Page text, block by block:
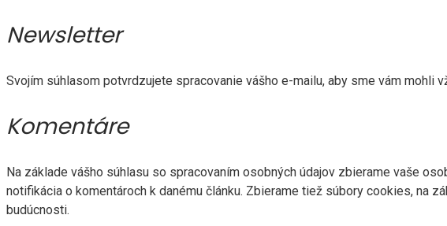
Newsletter
Svojím súhlasom potvrdzujete spracovanie vášho e-mailu, aby sme vám mohli
Komentáre
Na základe vášho súhlasu so spracovaním osobných údajov zbierame vaše
notifikácia o komentároch k danému článku. Zbierame tiež súbory cookies, na
budúcnosti.